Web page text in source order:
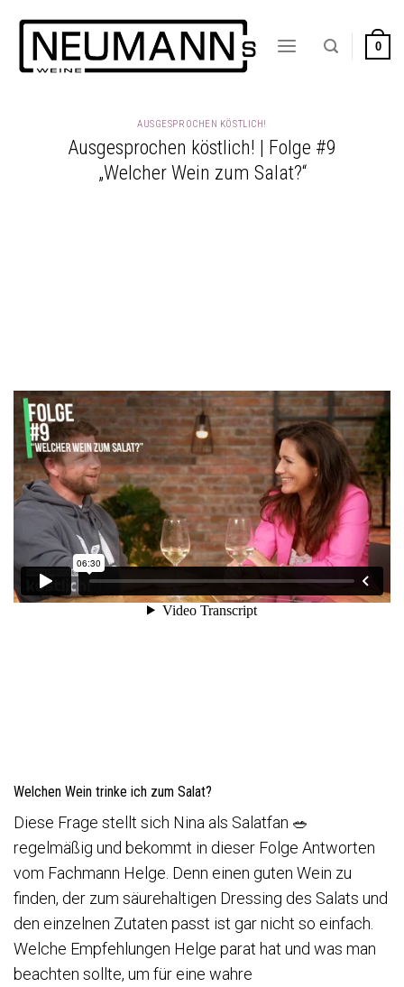
Inhalt
springen
0
AUSGESPROCHEN KÖSTLICH!
Ausgesprochen köstlich! | Folge #9
„Welcher Wein zum Salat?“
Welchen Wein trinke ich zum Salat?
Diese Frage stellt sich Nina als Salatfan 🥗
regelmäßig und bekommt in dieser Folge Antworten
vom Fachmann Helge. Denn einen guten Wein zu
finden, der zum säurehaltigen Dressing des Salats und
den einzelnen Zutaten passt ist gar nicht so einfach.
Welche Empfehlungen Helge parat hat und was man
beachten sollte, um für eine wahre